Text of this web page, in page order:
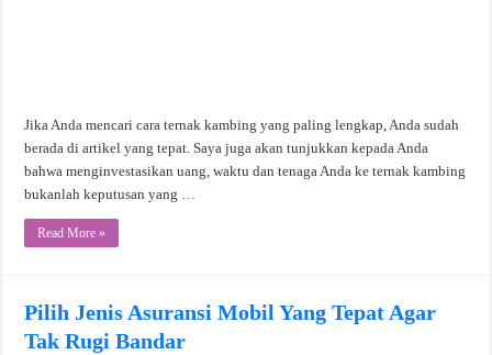
Jika Anda mencari cara ternak kambing yang paling lengkap, Anda sudah
berada di artikel yang tepat. Saya juga akan tunjukkan kepada Anda
bahwa menginvestasikan uang, waktu dan tenaga Anda ke ternak kambing
bukanlah keputusan yang …
Read More »
Pilih Jenis Asuransi Mobil Yang Tepat Agar
Tak Rugi Bandar